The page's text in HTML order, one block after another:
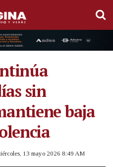
sin
baja
13 mayo 2026 8:49 AM